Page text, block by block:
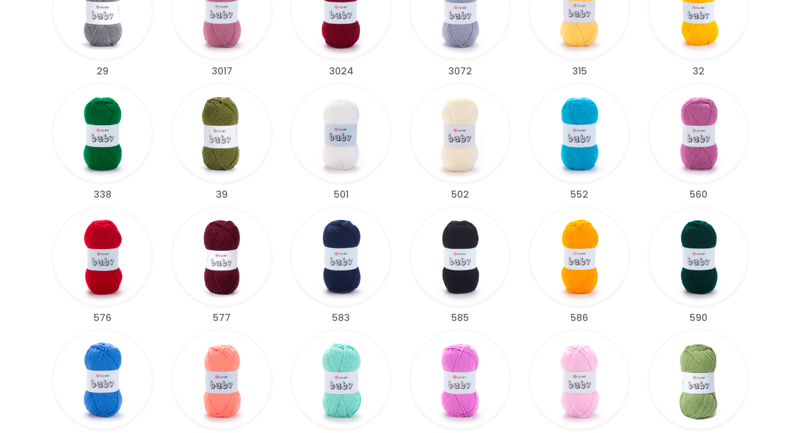
29 3017 3024 3072 315 32
338 39 501 502 552 560
576 577 583 585 586 590